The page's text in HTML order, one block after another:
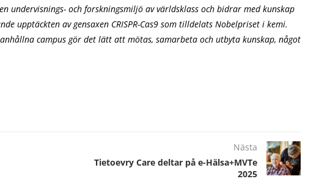
undervisnings- och forskningsmiljö av världsklass och bidrar med kunskap
upptäckten av gensaxen CRISPR-Cas9 som tilldelats Nobelpriset i kemi.
campus gör det lätt att mötas, samarbeta och utbyta kunskap, något
Nästa
Tietoevry Care deltar på e-Hälsa+MVTe
2025